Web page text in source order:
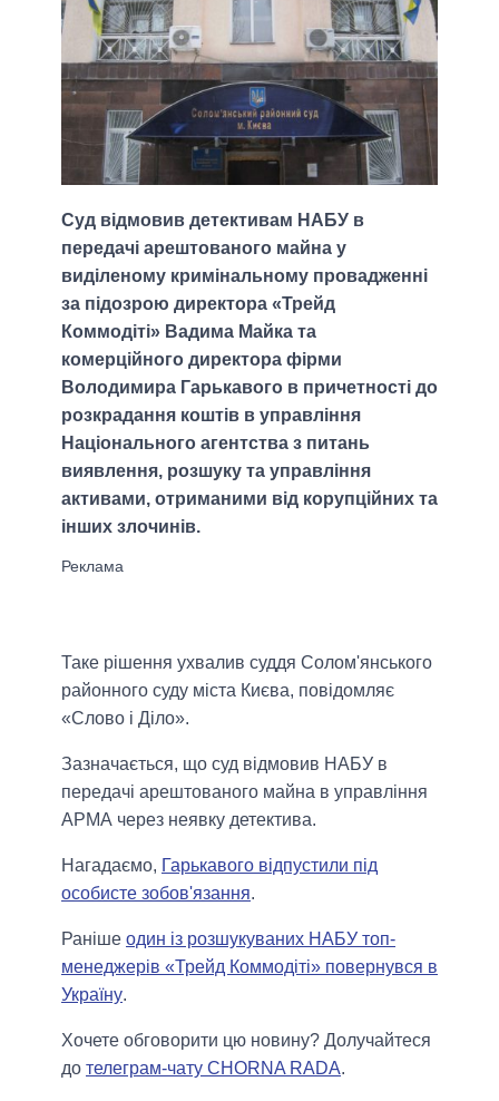
Суд відмовив детективам НАБУ в
передачі арештованого майна у
виділеному кримінальному провадженні
за підозрою директора «Трейд
Коммодіті» Вадима Майка та
комерційного директора фірми
Володимира Гарькавого в причетності до
розкрадання коштів в управління
Національного агентства з питань
виявлення, розшуку та управління
активами, отриманими від корупційних та
інших злочинів.
Таке рішення ухвалив суддя Солом'янського
районного суду міста Києва, повідомляє
«Слово і Діло».
Зазначається, що суд відмовив НАБУ в
передачі арештованого майна в управління
АРМА через неявку детектива.
Нагадаємо, Гарькавого відпустили під
особисте зобов'язання.
Раніше один із розшукуваних НАБУ топ-
менеджерів «Трейд Коммодіті» повернувся в
Україну.
Хочете обговорити цю новину? Долучайтеся
до телеграм-чату CHORNA RADA.